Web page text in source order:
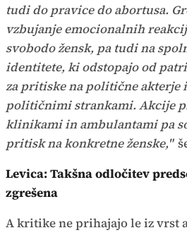
tudi do pravice do abortusa.
vzbujanje emocionalnih
svobodo žensk, pa tudi na
identitete, ki odstopajo od
za pritiske na politične akterje
političnimi strankami. Akcije
klinikami in ambulantami pa
pritisk na konkretne ženske,"
Levica: Takšna odločitev
zgrešena
A kritike ne prihajajo le iz vrst